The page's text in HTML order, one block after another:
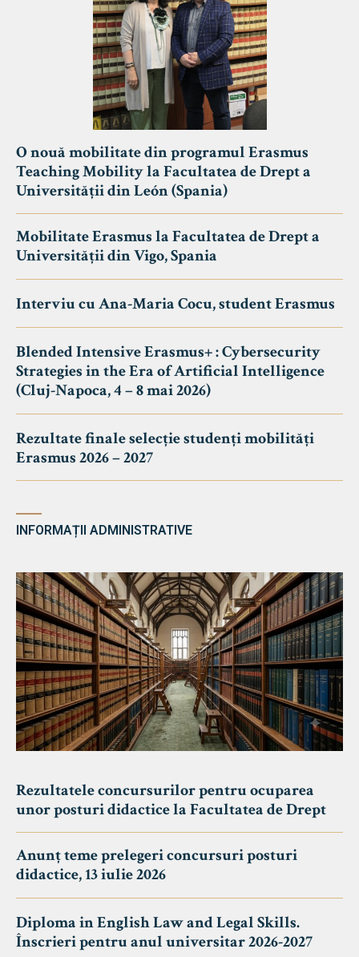
O nouă mobilitate din programul Erasmus
Teaching Mobility la Facultatea de Drept a
Universității din León (Spania)
Mobilitate Erasmus la Facultatea de Drept a
Universității din Vigo, Spania
Interviu cu Ana-Maria Cocu, student Erasmus
Blended Intensive Erasmus+ : Cybersecurity
Strategies in the Era of Artificial Intelligence
(Cluj-Napoca, 4 – 8 mai 2026)
Rezultate finale selecție studenți mobilități
Erasmus 2026 – 2027
INFORMAȚII ADMINISTRATIVE
Rezultatele concursurilor pentru ocuparea
unor posturi didactice la Facultatea de Drept
Anunț teme prelegeri concursuri posturi
didactice, 13 iulie 2026
Diploma in English Law and Legal Skills.
Înscrieri pentru anul universitar 2026-2027